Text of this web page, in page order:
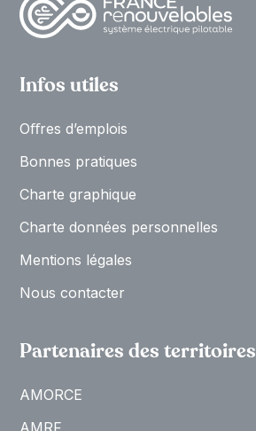
Infos utiles
Oﬀres d’emplois
Bonnes pratiques
Charte graphique
Charte données personnelles
Mentions légales
Nous contacter
Partenaires des territoires
AMORCE